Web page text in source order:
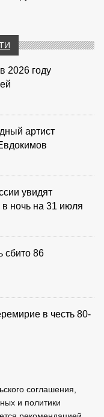
2026 году
артист
увидят
ночь на 31 июля
сбито 86
в честь 80-
соглашения,
и политики